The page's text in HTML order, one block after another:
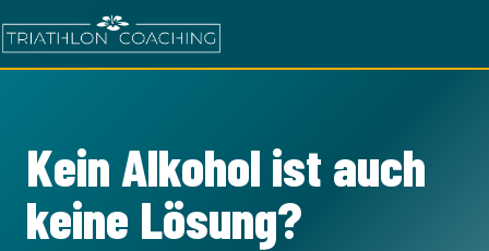
Kein Alkohol ist auch
keine Lösung?